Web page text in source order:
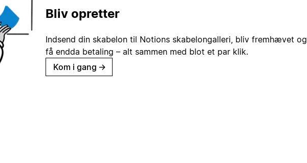
Bliv opretter
Indsend din skabelon til Notions skabelongalleri, bliv fremhævet og
få endda betaling – alt sammen med blot et par klik.
Kom i gang →